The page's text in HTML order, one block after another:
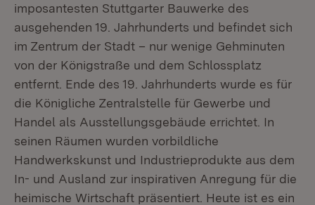
imposantesten Stuttgarter Bauwerke des
ausgehenden 19. Jahrhunderts und befindet sich
im Zentrum der Stadt – nur wenige Gehminuten
von der Königstraße und dem Schlossplatz
entfernt. Ende des 19. Jahrhunderts wurde es für
die Königliche Zentralstelle für Gewerbe und
Handel als Ausstellungsgebäude errichtet. In
seinen Räumen wurden vorbildliche
Handwerkskunst und Industrieprodukte aus dem
In- und Ausland zur inspirativen Anregung für die
heimische Wirtschaft präsentiert. Heute ist es ein